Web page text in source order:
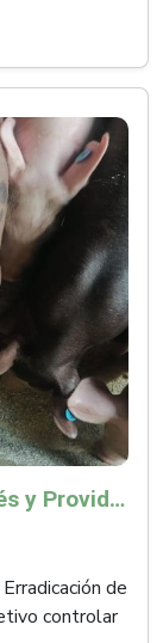
La OMSA reconoció a San Andrés y Providencia como zona libre de Peste Porcina Clásica (PPC)
de
controlar